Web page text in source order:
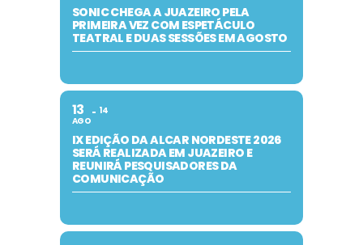
SONIC CHEGA A JUAZEIRO PELA
PRIMEIRA VEZ COM ESPETÁCULO
TEATRAL E DUAS SESSÕES EM AGOSTO
13
AGO
14
IX EDIÇÃO DA ALCAR NORDESTE 2026
SERÁ REALIZADA EM JUAZEIRO E
REUNIRÁ PESQUISADORES DA
COMUNICAÇÃO